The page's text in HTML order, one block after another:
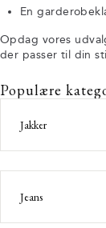
En
Opdag vores
der passer til din
Populære
Jakker
Jeans